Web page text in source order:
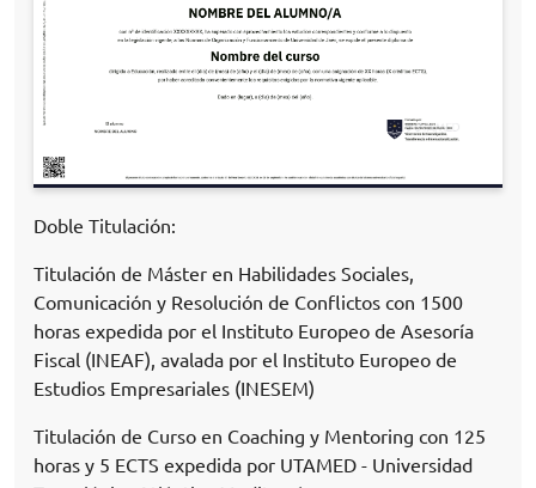
Doble Titulación:
Titulación de Máster en Habilidades Sociales,
Comunicación y Resolución de Conflictos con 1500
horas expedida por el Instituto Europeo de Asesoría
Fiscal (INEAF), avalada por el Instituto Europeo de
Estudios Empresariales (INESEM)
Titulación de Curso en Coaching y Mentoring con 125
horas y 5 ECTS expedida por UTAMED - Universidad